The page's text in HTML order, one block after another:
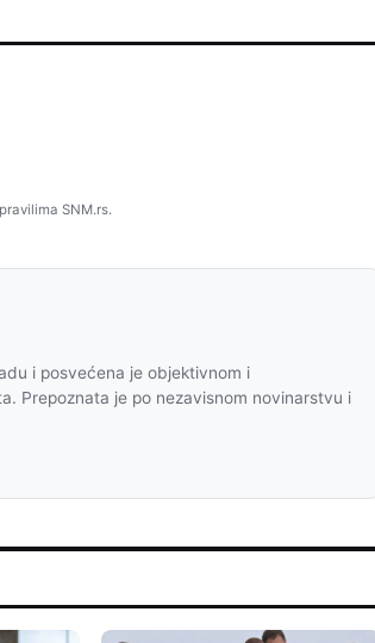
SNM.rs.
i posvećena je objektivnom i
Prepoznata je po nezavisnom novinarstvu i